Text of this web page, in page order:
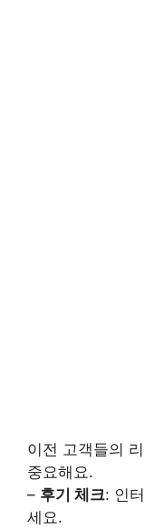
이전 고객들의
중요해요.
– 후기 체크: 인
세요.